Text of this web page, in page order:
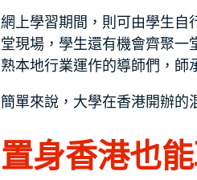
網上學習期間，則可由學生自
堂現場，學生還有機會齊聚一
熟本地行業運作的導師們，師
簡單來說，大學在香港開辦的
置身香港也